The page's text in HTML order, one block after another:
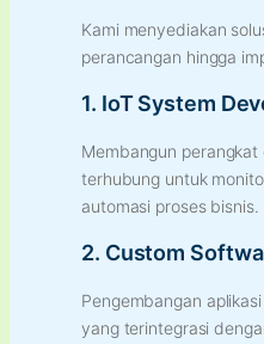
Kami menyediakan
perancangan hingga
1. IoT System
Membangun
terhubung untuk
automasi proses bisnis.
2. Custom
Pengembangan
yang terintegrasi